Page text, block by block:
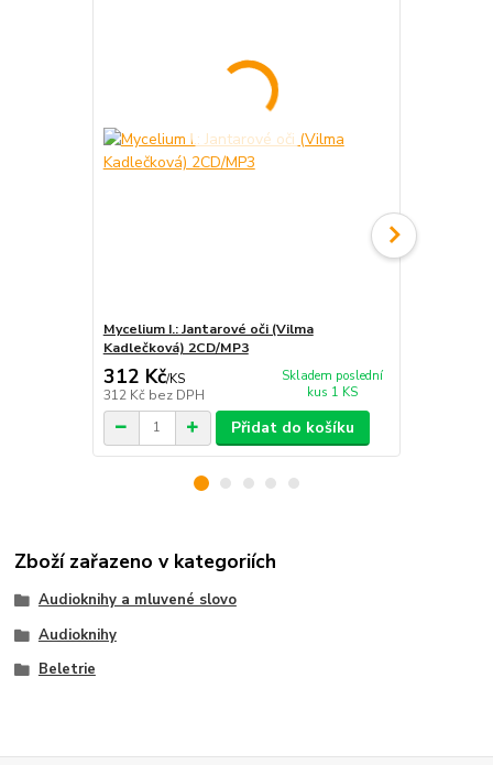
Mycelium I.: Jantarové oči (Vilma
Kadlečková) 2CD/MP3
312 Kč/KS
312 Kč bez DPH
Skladem poslední
kus 1 KS
Přidat do košíku
Zboží zařazeno v kategoriích
Audioknihy a mluvené slovo
Audioknihy
Beletrie